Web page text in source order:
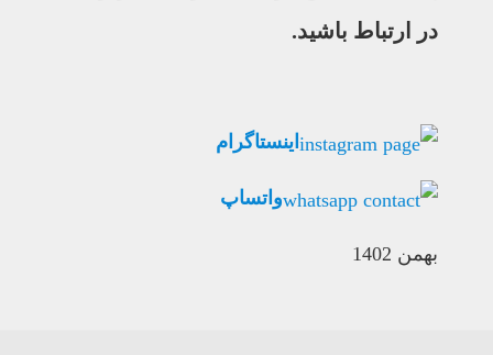
در ارتباط باشید.
اینستاگرام
واتساپ
بهمن 1402